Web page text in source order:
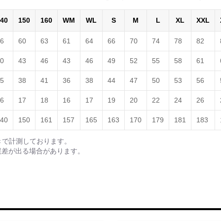
150 160 WM WL S M L XL XXL
60 63 61 64 66 70 74 78 82
43 46 43 46 49 52 55 58 61
38 41 36 38 44 47 50 53 56
17 18 16 17 19 20 22 24 26
150 161 157 165 163 170 179 181 183
計測しております。
が出る場合があります。